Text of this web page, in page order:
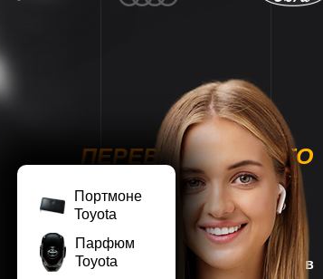
Портмоне
Toyota
Парфюм
Toyota
ПЕРЕВАГИ НАШОГО
МАГАЗИНУ
Наш магазин працює7 днів